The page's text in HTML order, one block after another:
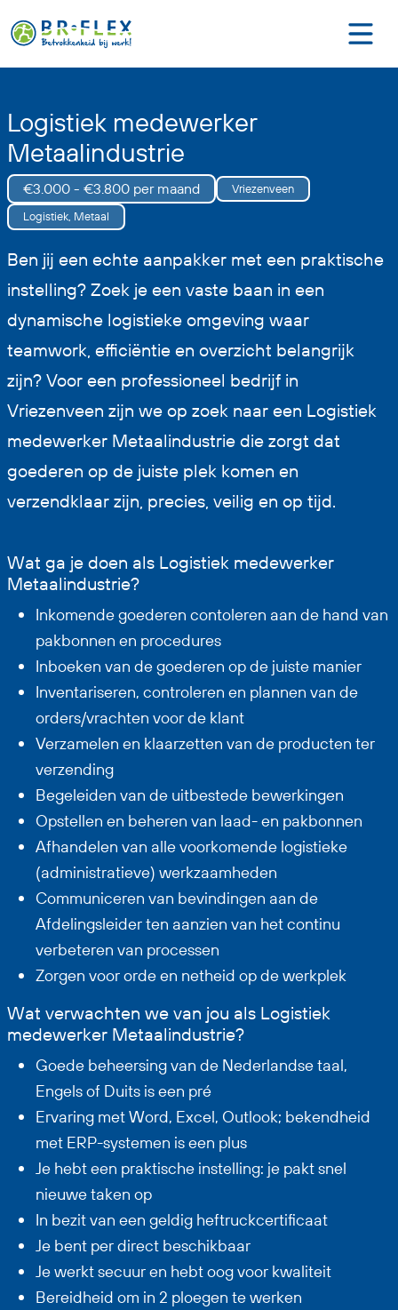
Logistiek medewerker
Metaalindustrie
€3.000 - €3.800 per maand
Vriezenveen
Logistiek, Metaal
Ben jij een echte aanpakker met een praktische
instelling? Zoek je een vaste baan in een
dynamische logistieke omgeving waar
teamwork, efficiëntie en overzicht belangrijk
zijn? Voor een professioneel bedrijf in
Vriezenveen zijn we op zoek naar een Logistiek
medewerker Metaalindustrie die zorgt dat
goederen op de juiste plek komen en
verzendklaar zijn, precies, veilig en op tijd.
Wat ga je doen als Logistiek medewerker
Metaalindustrie?
Inkomende goederen contoleren aan de hand van
pakbonnen en procedures
Inboeken van de goederen op de juiste manier
Inventariseren, controleren en plannen van de
orders/vrachten voor de klant
Verzamelen en klaarzetten van de producten ter
verzending
Begeleiden van de uitbestede bewerkingen
Opstellen en beheren van laad- en pakbonnen
Afhandelen van alle voorkomende logistieke
(administratieve) werkzaamheden
Communiceren van bevindingen aan de
Afdelingsleider ten aanzien van het continu
verbeteren van processen
Zorgen voor orde en netheid op de werkplek
Wat verwachten we van jou als Logistiek
medewerker Metaalindustrie?
Goede beheersing van de Nederlandse taal,
Engels of Duits is een pré
Ervaring met Word, Excel, Outlook; bekendheid
met ERP-systemen is een plus
Je hebt een praktische instelling: je pakt snel
nieuwe taken op
In bezit van een geldig heftruckcertificaat
Je bent per direct beschikbaar
Je werkt secuur en hebt oog voor kwaliteit
Bereidheid om in 2 ploegen te werken